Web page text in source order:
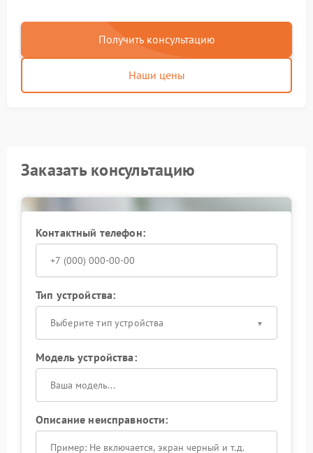
Получить консультацию
Наши цены
Заказать консультацию
Контактный телефон:
Тип устройства:
Выберите тип устройства
Модель устройства:
Описание неисправности: